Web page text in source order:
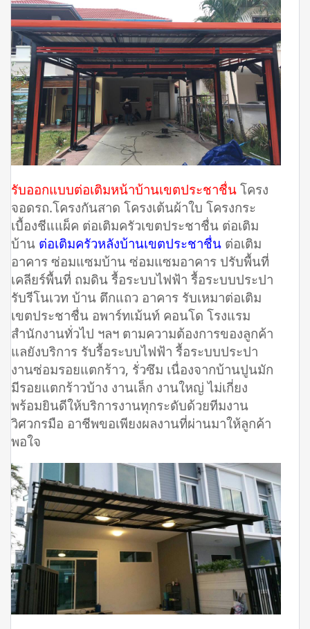
รับออกแบบต่อเติมหน้าบ้านเขตประชาชื่น โครง
จอดรถ.โครงกันสาด โครงเต้นผ้าใบ โครงกระ
เบื้องชีแแผ็ค ต่อเติมครัวเขตประชาชื่น ต่อเติม
บ้าน ต่อเติมครัวหลังบ้านเขตประชาชื่น ต่อเติม
อาคาร ซ่อมแซมบ้าน ซ่อมแซมอาคาร ปรับพื้นที่
เคลียร์พื้นที่ ถมดิน รื้อระบบไฟฟ้า รื้อระบบประปา
รับรีโนเวท บ้าน ตึกแถว อาคาร รับเหมาต่อเติม
เขตประชาชื่น อพาร์ทเม้นท์ คอนโด โรงแรม
สำนักงานทั่วไป ฯลฯ ตามความต้องการของลูกค้า
แลยังบริการ รับรื้อระบบไฟฟ้า รื้อระบบประปา
งานซ่อมรอยแตกร้าว, รั่วซึม เนื่องจากบ้านปูนมัก
มีรอยแตกร้าวบ้าง งานเล็ก งานใหญ่ ไม่เกี่ยง
พร้อมยินดีให้บริการงานทุกระดับด้วยทีมงาน
วิศวกรมือ อาชีพขอเพียงผลงานที่ผ่านมาให้ลูกค้า
พอใจ